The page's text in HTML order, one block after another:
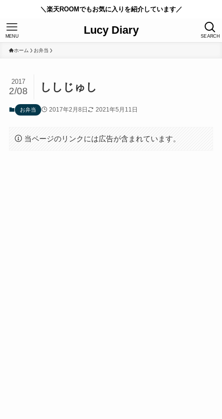
＼楽天ROOMでもお気に入りを紹介しています／
Lucy Diary SEARCH
MENU
ホーム お弁当
ししじゅし
2017
2/08
お弁当 2017年2月8日 2021年5月11日
当ページのリンクには広告が含まれています。